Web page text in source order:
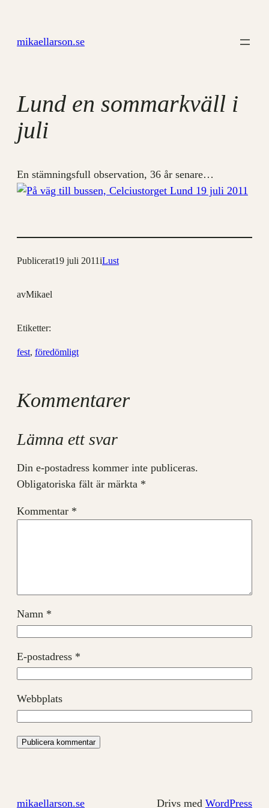
innehåll
mikaellarson.se
Lund en sommarkväll i
juli
En stämningsfull observation, 36 år senare…
Publicerat19 juli 2011iLust
avMikael
Etiketter:
fest, föredömligt
Kommentarer
Lämna ett svar
Din e-postadress kommer inte publiceras.
Obligatoriska fält är märkta *
Kommentar *
Namn *
E-postadress *
Webbplats
mikaellarson.se Drivs med WordPress